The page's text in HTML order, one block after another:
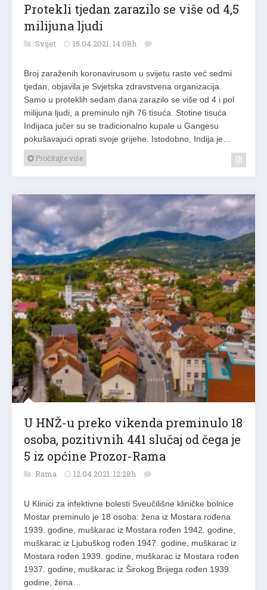
Protekli tjedan zarazilo se više od 4,5
milijuna ljudi
Svijet 15.04.2021. 14:08h
Broj zaraženih koronavirusom u svijetu raste već sedmi
tjedan, objavila je Svjetska zdravstvena organizacija.
Samo u proteklih sedam dana zarazilo se više od 4 i pol
milijuna ljudi, a preminulo njih 76 tisuća. Stotine tisuća
Indijaca jučer su se tradicionalno kupale u Gangesu
pokušavajući oprati svoje grijehe. Istodobno, Indija je…
Pročitajte više
U HNŽ-u preko vikenda preminulo 18
osoba, pozitivnih 441 slučaj od čega je
5 iz općine Prozor-Rama
Rama 12.04.2021. 12:28h
U Klinici za infektivne bolesti Sveučilišne kliničke bolnice
Mostar preminulo je 18 osoba: žena iz Mostara rođena
1939. godine, muškarac iz Mostara rođen 1942. godine,
muškarac iz Ljubuškog rođen 1947. godine, muškarac iz
Mostara rođen 1939. godine, muškarac iz Mostara rođen
1937. godine, muškarac iz Širokog Brijega rođen 1939.
godine, žena…